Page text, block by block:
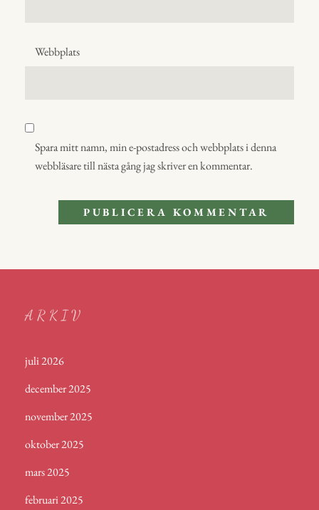
Webbplats
Spara mitt namn, min e-postadress och webbplats i denna
webbläsare till nästa gång jag skriver en kommentar.
ARKIV
juli 2026
december 2025
november 2025
oktober 2025
mars 2025
februari 2025